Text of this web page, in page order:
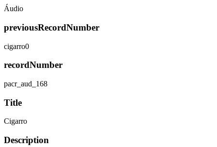
Áudio
previousRecordNumber
cigarro0
recordNumber
pacr_aud_168
Title
Cigarro
Description